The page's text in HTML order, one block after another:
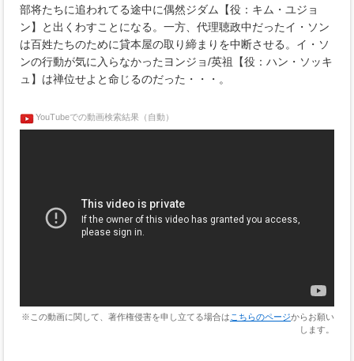
部将たちに追われてる途中に偶然ジダム【役：キム・ユジョ
ン】と出くわすことになる。一方、代理聴政中だったイ・ソン
は百姓たちのために貸本屋の取り締まりを中断させる。イ・ソ
ンの行動が気に入らなかったヨンジョ/英祖【役：ハン・ソッキ
ュ】は禅位せよと命じるのだった・・・。
YouTubeでの動画検索結果（自動）
※この動画に関して、著作権侵害を申し立てる場合は こちらのページからお願い
します。